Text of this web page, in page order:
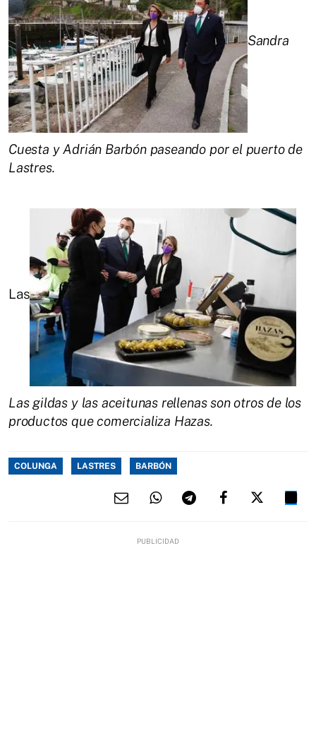
Sandra
Cuesta y Adrián Barbón paseando por el puerto de
Lastres.
Las
Las gildas y las aceitunas rellenas son otros de los
productos que comercializa Hazas.
COLUNGA LASTRES BARBÓN